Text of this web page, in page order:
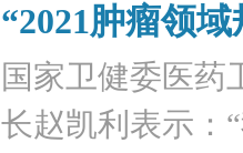
“2021肿瘤领
国家卫健委医药
长赵凯利表示